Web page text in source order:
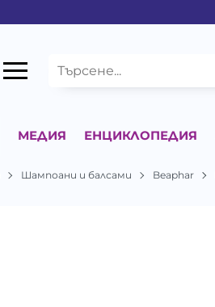
МЕДИЯ ЕНЦИКЛОПЕДИЯ
Шампоани и балсами Beaphar